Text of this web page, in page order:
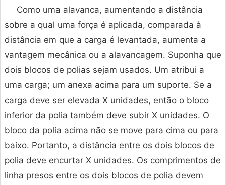
Como uma alavanca, aumentando a distância
sobre a qual uma força é aplicada, comparada à
distância em que a carga é levantada, aumenta a
vantagem mecânica ou a alavancagem. Suponha que
dois blocos de polias sejam usados. Um atribui a
uma carga; um anexa acima para um suporte. Se a
carga deve ser elevada X unidades, então o bloco
inferior da polia também deve subir X unidades. O
bloco da polia acima não se move para cima ou para
baixo. Portanto, a distância entre os dois blocos de
polia deve encurtar X unidades. Os comprimentos de
linha presos entre os dois blocos de polia devem